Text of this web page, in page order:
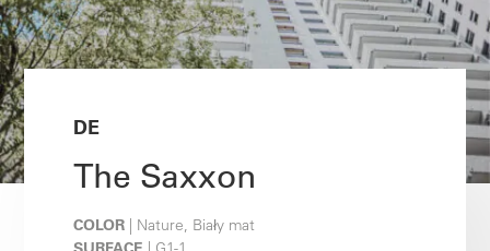
DE
The Saxxon
COLOR | Nature, Biały mat